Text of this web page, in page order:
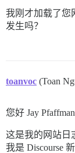
我刚才加载了您
发生吗？
toanvoc (Toan
您好 Jay
这是我的网站日
我是 Discourse